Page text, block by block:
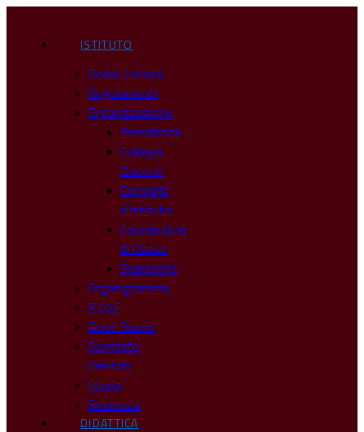
ISTITUTO
Orario Lezioni
Regolamenti
Organizzazione
Presidenza
Collegio
Docenti
Consiglio
d’Istituto
Coordinatori
di Classe
Segreteria
Organigramma
PTOF
Dove Siamo
Comitato
Genitori
Storia
Sicurezza
DIDATTICA